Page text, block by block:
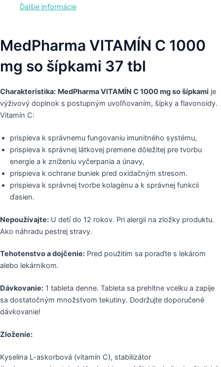
Ďalšie informácie
MedPharma VITAMÍN C 1000
mg so šípkami 37 tbl
Charakteristika: MedPharma VITAMÍN C 1000 mgso šípkami je
výživový doplnok s postupným uvoľňovaním, šípky a flavonoidy.
Vitamín C:
prispieva k správnemu fungovaniu imunitného systému,
prispieva k správnej látkovej premene dôležitej pre tvorbu
energie a k zníženiu vyčerpania a únavy,
prispieva k ochrane buniek pred oxidačným stresom.
prispieva k správnej tvorbe kolagénu a k správnej funkcii
ďasien.
Nepoužívajte: U detí do 12 rokov. Pri alergii na zložky produktu.
Ako náhradu pestrej stravy.
Tehotenstvo a dojčenie: Pred použitím sa poraďte s lekárom
alebo lekárnikom.
Dávkovanie: 1 tableta denne. Tableta sa prehltne vcelku a zapije
sa dostatočným množstvom tekutiny. Dodržujte doporučené
dávkovanie!
Zloženie:
Kyselina L-askorbová (vitamín C), stabilizátor